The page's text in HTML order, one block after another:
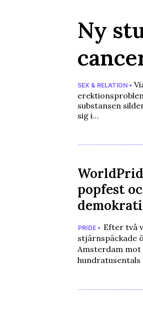
Ny
SEX & RELATION •
substansen
sig i…
popfest
PRIDE • Efter två
stjärnspäckade
Amsterdam mot
hundratusentals